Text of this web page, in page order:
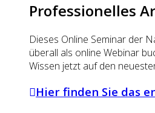
Professionelles
Dieses Online Seminar der
überall als online Webinar
Wissen jetzt auf den
Hier finden Sie das